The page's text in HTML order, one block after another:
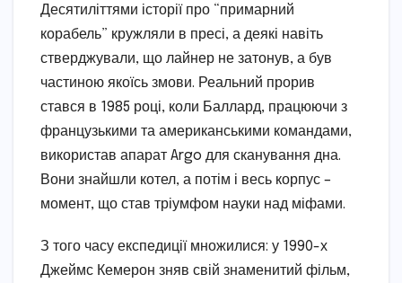
Десятиліттями історії про “примарний
корабель” кружляли в пресі, а деякі навіть
стверджували, що лайнер не затонув, а був
частиною якоїсь змови. Реальний прорив
стався в 1985 році, коли Баллард, працюючи з
французькими та американськими командами,
використав апарат Argo для сканування дна.
Вони знайшли котел, а потім і весь корпус –
момент, що став тріумфом науки над міфами.
З того часу експедиції множилися: у 1990-х
Джеймс Кемерон зняв свій знаменитий фільм,